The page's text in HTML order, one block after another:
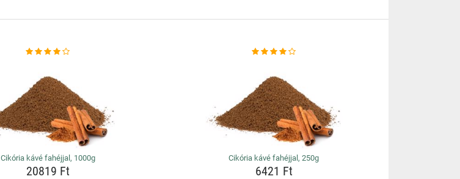
Cikória kávé fahéjjal, 1000g
20819 Ft
Cikória kávé fahéjjal, 250g
6421 Ft